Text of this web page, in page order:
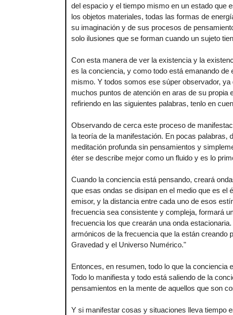
del espacio y el tiempo mismo en un estado que
los objetos materiales, todas las formas de
su imaginación y de sus procesos de
solo ilusiones que se forman cuando un sujeto
Con esta manera de ver la existencia y la
es la conciencia, y como todo está emanando
mismo. Y todos somos ese súper observador,
muchos puntos de atención en aras de su
refiriendo en las siguientes palabras, tenlo en
Observando de cerca este proceso de
la teoría de la manifestación. En pocas palabras,
meditación profunda sin pensamientos y
éter se describe mejor como un fluido y es lo
Cuando la conciencia está pensando, creará
que esas ondas se disipan en el medio que es el
emisor, y la distancia entre cada uno de esos
frecuencia sea consistente y compleja, formará
frecuencia los que crearán una onda
armónicos de la frecuencia que la están
Gravedad y el Universo Numérico."
Entonces, en resumen, todo lo que la conciencia
Todo lo manifiesta y todo está saliendo de la
pensamientos en la mente de aquellos que son
Y si manifestar cosas y situaciones lleva tiempo